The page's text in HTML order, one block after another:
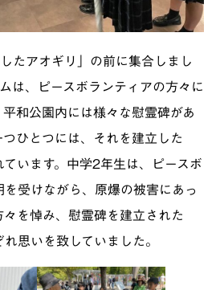
たアオギリ」の前に集合しまし
は、ピースボランティアの方々に
和公園内には様々な慰霊碑があ
ひとつには、それを建立した
います。中学2年生は、ピースボ
受けながら、原爆の被害にあっ
々を悼み、慰霊碑を建立された
思いを致していました。